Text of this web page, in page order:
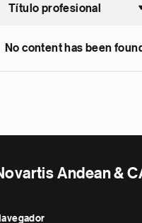
Título profesional
No content has been
Andean &